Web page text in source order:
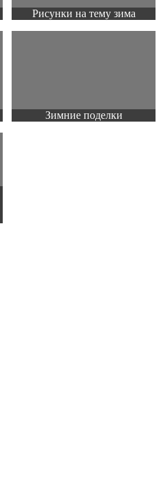
Рисунки на тему зима
Зимние поделки